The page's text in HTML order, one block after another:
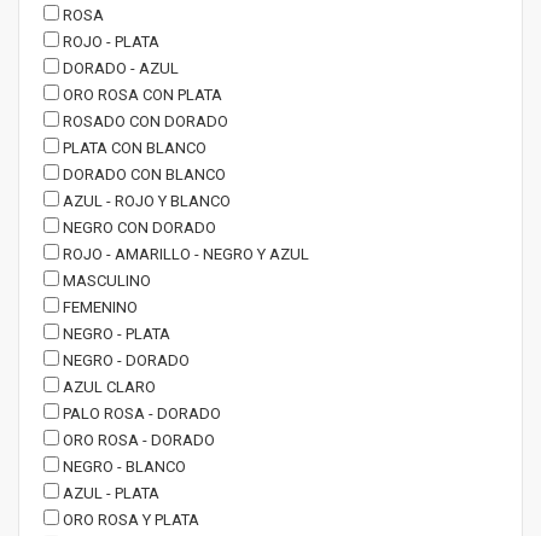
ROSA
ROJO - PLATA
DORADO - AZUL
ORO ROSA CON PLATA
ROSADO CON DORADO
PLATA CON BLANCO
DORADO CON BLANCO
AZUL - ROJO Y BLANCO
NEGRO CON DORADO
ROJO - AMARILLO - NEGRO Y AZUL
MASCULINO
FEMENINO
NEGRO - PLATA
NEGRO - DORADO
AZUL CLARO
PALO ROSA - DORADO
ORO ROSA - DORADO
NEGRO - BLANCO
AZUL - PLATA
ORO ROSA Y PLATA